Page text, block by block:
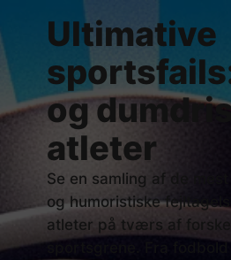
Ultimative
og
atleter
Se en samling af de mest
og humoristiske
atleter på tværs af
sportsgrene. Fra fodbold